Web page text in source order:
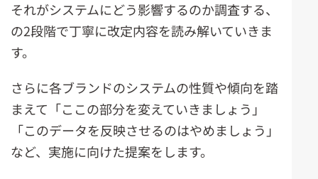
それがシステムにどう影響するのか調査する、
の2段階で丁寧に改定内容を読み解いていきま
す。
さらに各ブランドのシステムの性質や傾向を踏
まえて「ここの部分を変えていきましょう」
「このデータを反映させるのはやめましょう」
など、実施に向けた提案をします。